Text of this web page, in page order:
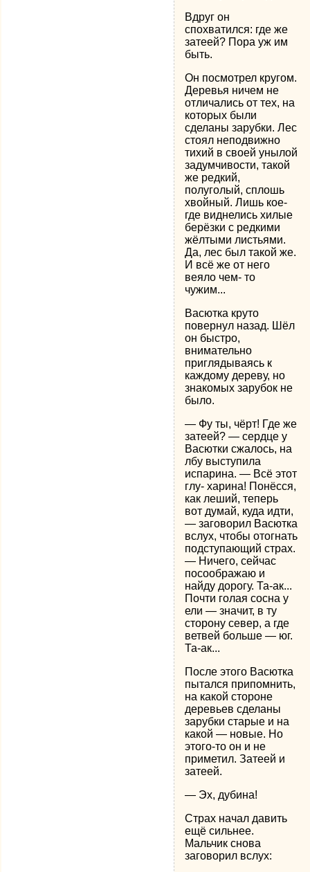
Вдруг он
спохватился: где же
затеей? Пора уж им
быть.
Он посмотрел кругом.
Деревья ничем не
отличались от тех, на
которых были
сделаны зарубки. Лес
стоял неподвижно
тихий в своей унылой
задумчивости, такой
же редкий,
полуголый, сплошь
хвойный. Лишь кое-
где виднелись хилые
берёзки с редкими
жёлтыми листьями.
Да, лес был такой же.
И всё же от него
веяло чем- то
чужим...
Васютка круто
повернул назад. Шёл
он быстро,
внимательно
приглядываясь к
каждому дереву, но
знакомых зарубок не
было.
— Фу ты, чёрт! Где же
затеей? — сердце у
Васютки сжалось, на
лбу выступила
испарина. — Всё этот
глу- харина! Понёсся,
как леший, теперь
вот думай, куда идти,
— заговорил Васютка
вслух, чтобы отогнать
подступающий страх.
— Ничего, сейчас
посоображаю и
найду дорогу. Та-ак...
Почти голая сосна у
ели — значит, в ту
сторону север, а где
ветвей больше — юг.
Та-ак...
После этого Васютка
пытался припомнить,
на какой стороне
деревьев сделаны
зарубки старые и на
какой — новые. Но
этого-то он и не
приметил. Затеей и
затеей.
— Эх, дубина!
Страх начал давить
ещё сильнее.
Мальчик снова
заговорил вслух: